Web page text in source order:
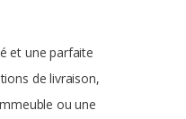
et une parfaite
de livraison,
ou une